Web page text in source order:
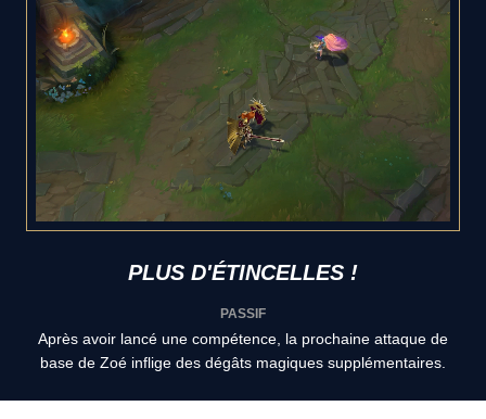
PLUS D'ÉTINCELLES !
PASSIF
Après avoir lancé une compétence, la prochaine attaque de
base de Zoé inflige des dégâts magiques supplémentaires.